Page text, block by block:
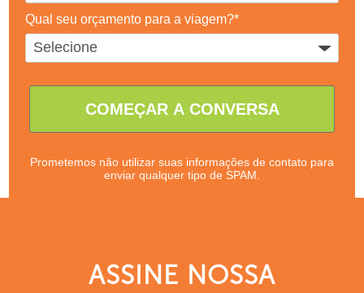
Qual seu orçamento para a viagem?*
COMEÇAR A CONVERSA
Prometemos não utilizar suas informações de contato para
enviar qualquer tipo de SPAM.
ASSINE NOSSA